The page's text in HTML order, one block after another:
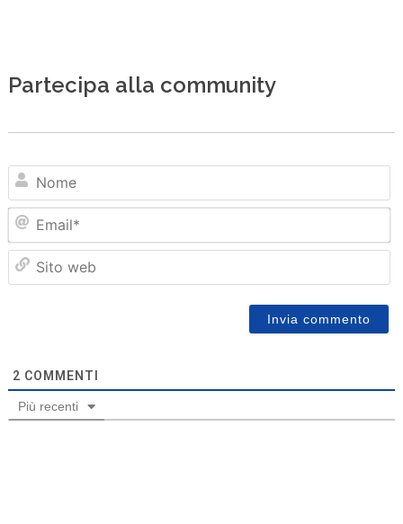
Partecipa alla community
2 COMMENTI
Più recenti